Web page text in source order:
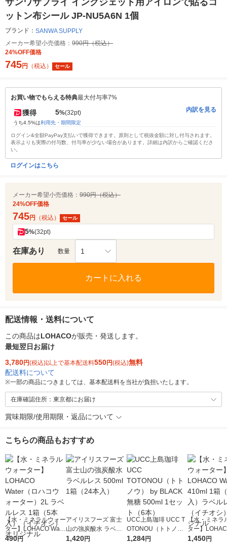
サンワサプライ インクジェット用アイロンで貼るコ
ットン布シール JP-NU5A6N 1個
ブランド： SANWA SUPPLY
メーカー希望小売価格： 990円（税込）
24%OFF価格
745円 （税込） セール
お買い物でもらえる特典最大付与率7%
獲得 5%(32pt)
うち4.5%は利用先・期間限定
内訳を見る
ログイン&全額PayPay支払いで獲得できます。原則として税抜金額に対し付与されます。
表示よりも実際の付与数、付与率が少ない場合があります。詳細は内訳からご確認くださ
い。
ログインはこちら
メーカー希望小売価格： 990円（税込）
24%OFF価格
745円 （税込） セール
5%(32pt)
在庫あり 数量 1
カートに入れる
配送情報・送料について
この商品はLOHACOが販売・発送します。
最短翌日お届け
3,780円(税込)以上で基本配送料550円(税込)無料
配送料について
※一部の商品につきましては、基本配送料を当社が負担いたします。
在庫確認住所：東京都にお届け
賞味期限/使用期限・返品について
こちらの商品もおすすめ
【水・ミネラルウォー
ター】LOHACO Wate
r（ロハコウォータ
490円
アイリスフーズ 富士
山の強炭酸水 ラベル
レス 500ml 1箱（24
1,420円
UCC上島珈琲 UCC T
OTONOU（トトノ
ウ） by BLACK無糖 5
1,284円
【水・ミネラ
ター】
r 410ml 1箱（
1,450円